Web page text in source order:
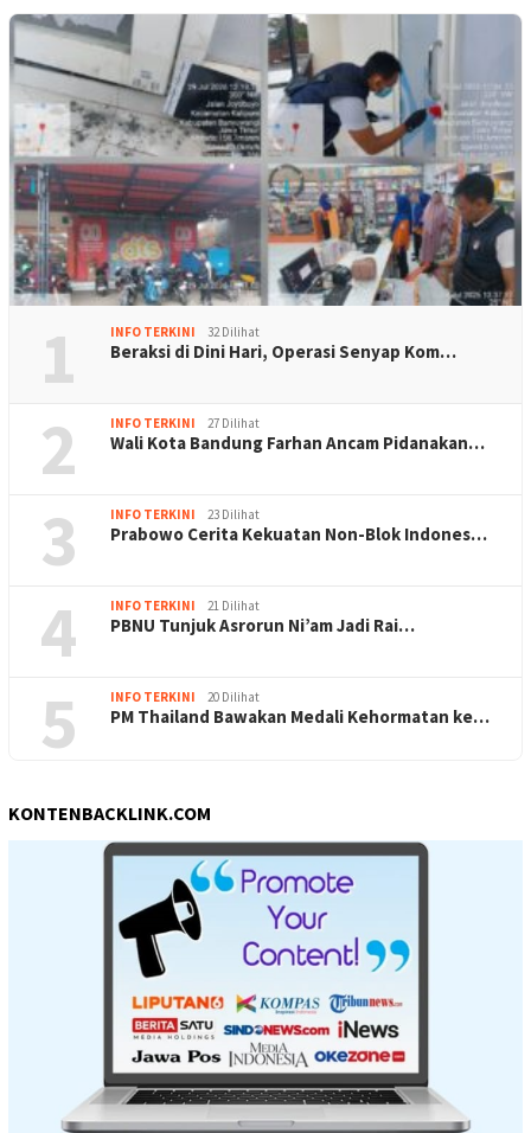
1 INFO TERKINI 32 Dilihat
Beraksi di Dini Hari, Operasi Senyap Kom…
2 INFO TERKINI 27 Dilihat
Wali Kota Bandung Farhan Ancam Pidanakan…
3 INFO TERKINI 23 Dilihat
Prabowo Cerita Kekuatan Non-Blok Indones…
4 INFO TERKINI 21 Dilihat
PBNU Tunjuk Asrorun Ni’am Jadi Rai…
5 INFO TERKINI 20 Dilihat
PM Thailand Bawakan Medali Kehormatan ke…
KONTENBACKLINK.COM